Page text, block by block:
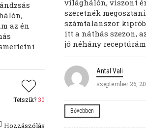
az én
Tetszik? 30
Hozzászólás
világhálón, viszont
szeretnék
számtalanszor
itt a náthás szezon,
jó néhány
Antal Vali
szeptember 26,
Bővebben